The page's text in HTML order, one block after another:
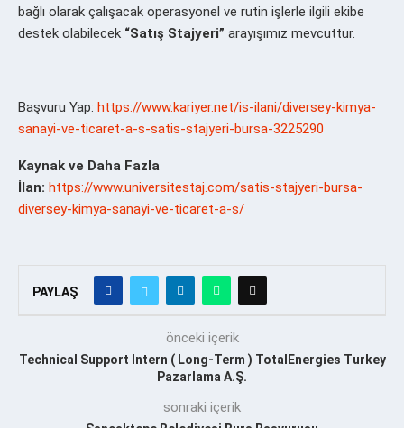
bağlı olarak çalışacak operasyonel ve rutin işlerle ilgili ekibe
destek olabilecek “Satış Stajyeri” arayışımız mevcuttur.
Başvuru Yap: https://www.kariyer.net/is-ilani/diversey-kimya-
sanayi-ve-ticaret-a-s-satis-stajyeri-bursa-3225290
Kaynak ve Daha Fazla
İlan: https://www.universitestaj.com/satis-stajyeri-bursa-
diversey-kimya-sanayi-ve-ticaret-a-s/
PAYLAŞ
önceki içerik
Technical Support Intern ( Long-Term ) TotalEnergies Turkey
Pazarlama A.Ş.
sonraki içerik